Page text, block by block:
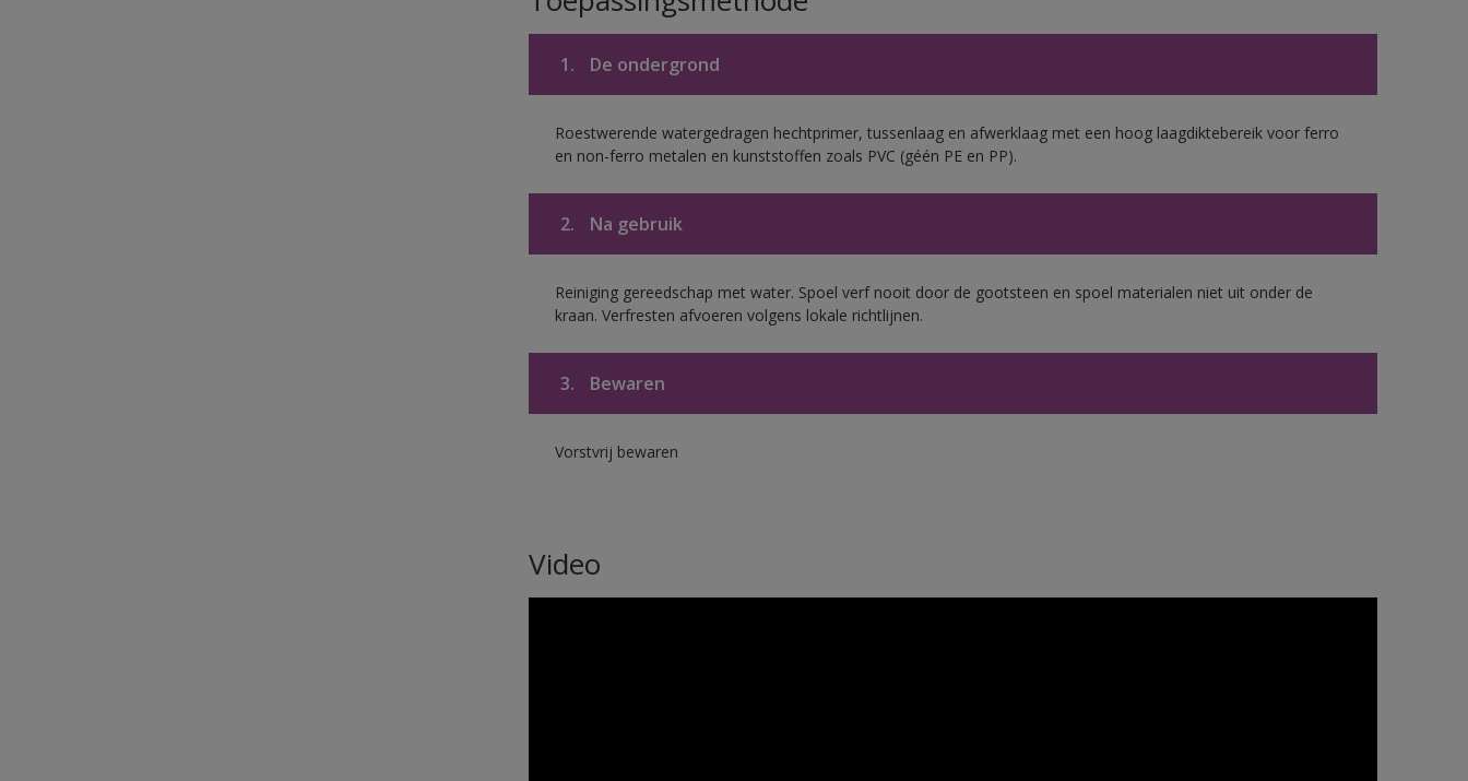
1. De ondergrond
Roestwerende watergedragen hechtprimer, tussenlaag en afwerklaag met een hoog laagdiktebereik voor ferro
en non-ferro metalen en kunststoffen zoals PVC (géén PE en PP).
2. Na gebruik
Reiniging gereedschap met water. Spoel verf nooit door de gootsteen en spoel materialen niet uit onder de
kraan. Verfresten afvoeren volgens lokale richtlijnen.
3. Bewaren
Vorstvrij bewaren
Video